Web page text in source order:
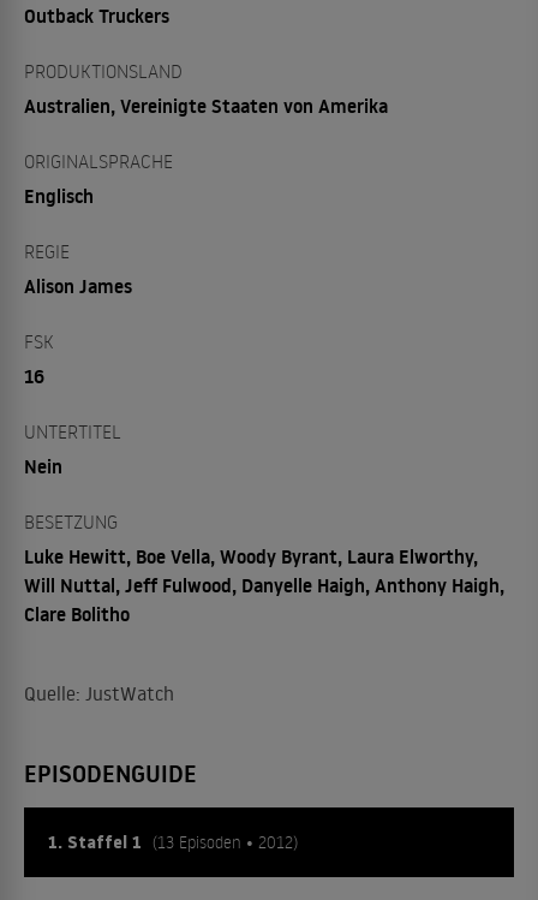
Outback Truckers
PRODUKTIONSLAND
Australien, Vereinigte Staaten von Amerika
ORIGINALSPRACHE
Englisch
REGIE
Alison James
FSK
16
UNTERTITEL
Nein
BESETZUNG
Luke Hewitt, Boe Vella, Woody Byrant, Laura Elworthy,
Will Nuttal, Jeff Fulwood, Danyelle Haigh, Anthony Haigh,
Clare Bolitho
Quelle: JustWatch
EPISODENGUIDE
1. Staffel 1 (13 Episoden • 2012)